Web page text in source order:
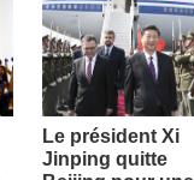
Le président Xi
Jinping quitte